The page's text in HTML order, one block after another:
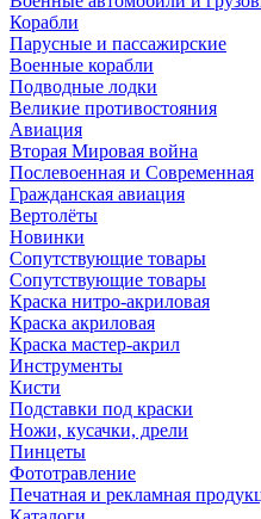
Корабли
Парусные и пассажирские
Военные корабли
Подводные лодки
Великие противостояния
Авиация
Вторая Мировая война
Послевоенная и Современная
Гражданская авиация
Вертолёты
Новинки
Сопутствующие товары
Сопутствующие товары
Краска нитро-акриловая
Краска акриловая
Краска мастер-акрил
Инструменты
Кисти
Подставки под краски
Ножи, кусачки, дрели
Пинцеты
Фототравление
Печатная и рекламная